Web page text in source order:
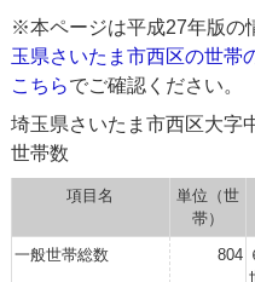
※本ページは平成27年版の
玉県さいたま市西区の世帯
こちらでご確認ください。
埼玉県さいたま市西区大字
世帯数
項目名
単位（世
帯）
一般世帯総数
804